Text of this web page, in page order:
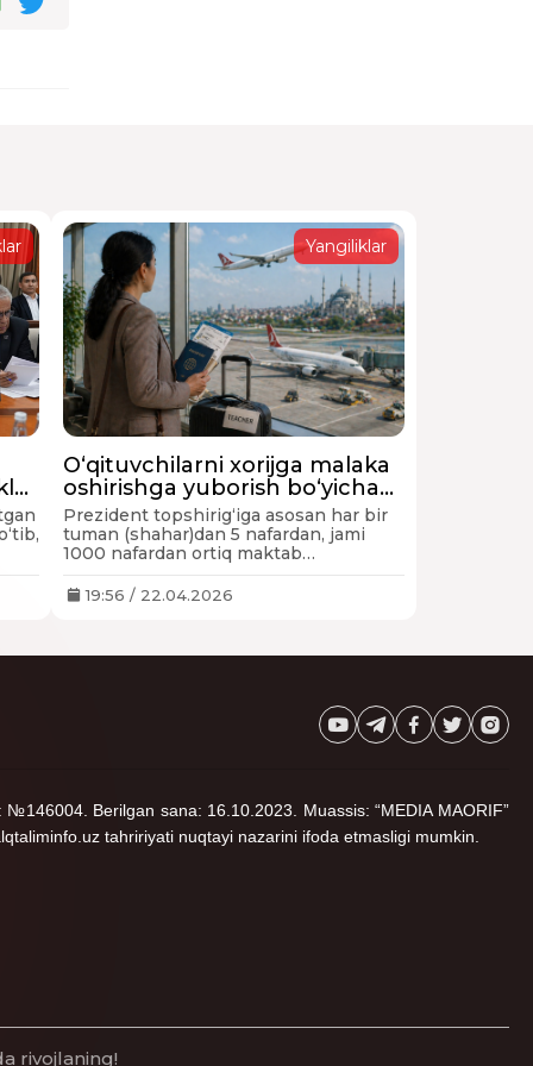
Yangiliklar
O‘qituvchilarni xorijga malaka
oshirishga yuborish bo‘yicha
prezident topshirig‘i nega
to‘liq bajarilmadi?
Prezident topshirig‘iga asosan har bir
tuman (shahar)dan 5 nafardan, jami
1000 nafardan ortiq maktab
yuborilishi lozim edi.
19:56 / 22.04.2026
Berilgan sana: 16.10.2023. Muassis: “MEDIA MAORIF”
tahririyati nuqtayi nazarini ifoda etmasligi mumkin.
rivojlaning!